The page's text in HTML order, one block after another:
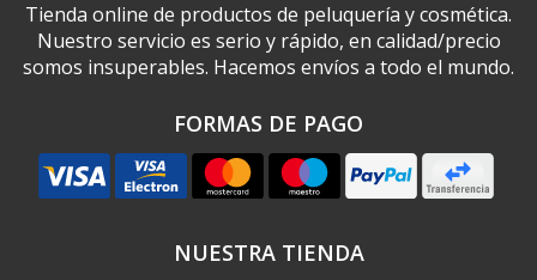
Tienda online de productos de peluquería y cosmética.
Nuestro servicio es serio y rápido, en calidad/precio
somos insuperables. Hacemos envíos a todo el mundo.
FORMAS DE PAGO
NUESTRA TIENDA